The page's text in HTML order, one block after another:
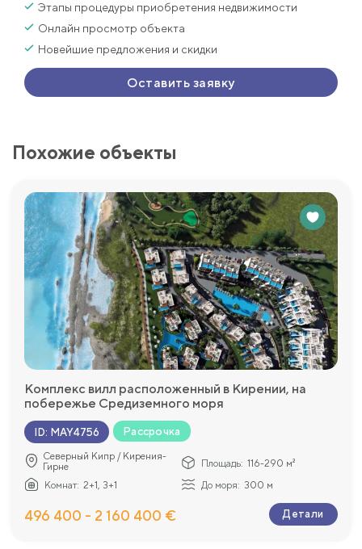
Этапы процедуры приобретения недвижимости
Онлайн просмотр объекта
Новейшие предложения и скидки
Оставить заявку
Похожие объекты
Комплекс вилл расположенный в Кирении, на
побережье Средиземного моря
ID: MAY4756 Рассрочка
Северный Кипр / Кирения-
Гирне
Площадь: 116-290 м²
Комнат: 2+1, 3+1 До моря: 300 м
496 400 - 2 160 400 € Детали